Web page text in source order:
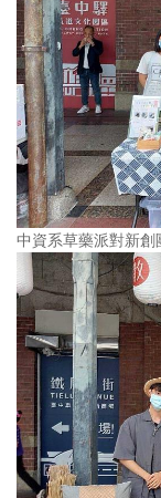
中資系草藥派對新